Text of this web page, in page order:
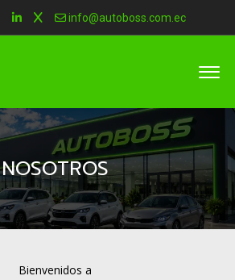
info@autoboss.com.ec
NOSOTROS
Bienvenidos a